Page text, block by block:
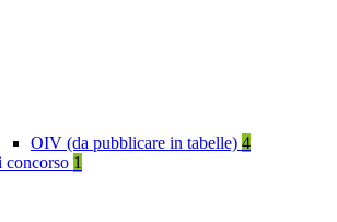
OIV (da pubblicare in tabelle) 4
concorso 1